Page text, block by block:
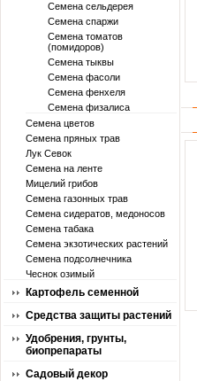
Семена сельдерея
Семена спаржи
Семена томатов
(помидоров)
Семена тыквы
Семена фасоли
Семена фенхеля
Семена физалиса
Семена цветов
Семена пряных трав
Лук Севок
Семена на ленте
Мицелий грибов
Семена газонных трав
Семена сидератов, медоносов
Семена табака
Семена экзотических растений
Семена подсолнечника
Чеснок озимый
Картофель семенной
Средства защиты растений
Удобрения, грунты,
биопрепараты
Садовый декор